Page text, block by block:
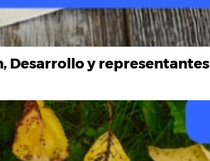
Desarrollo y representantes